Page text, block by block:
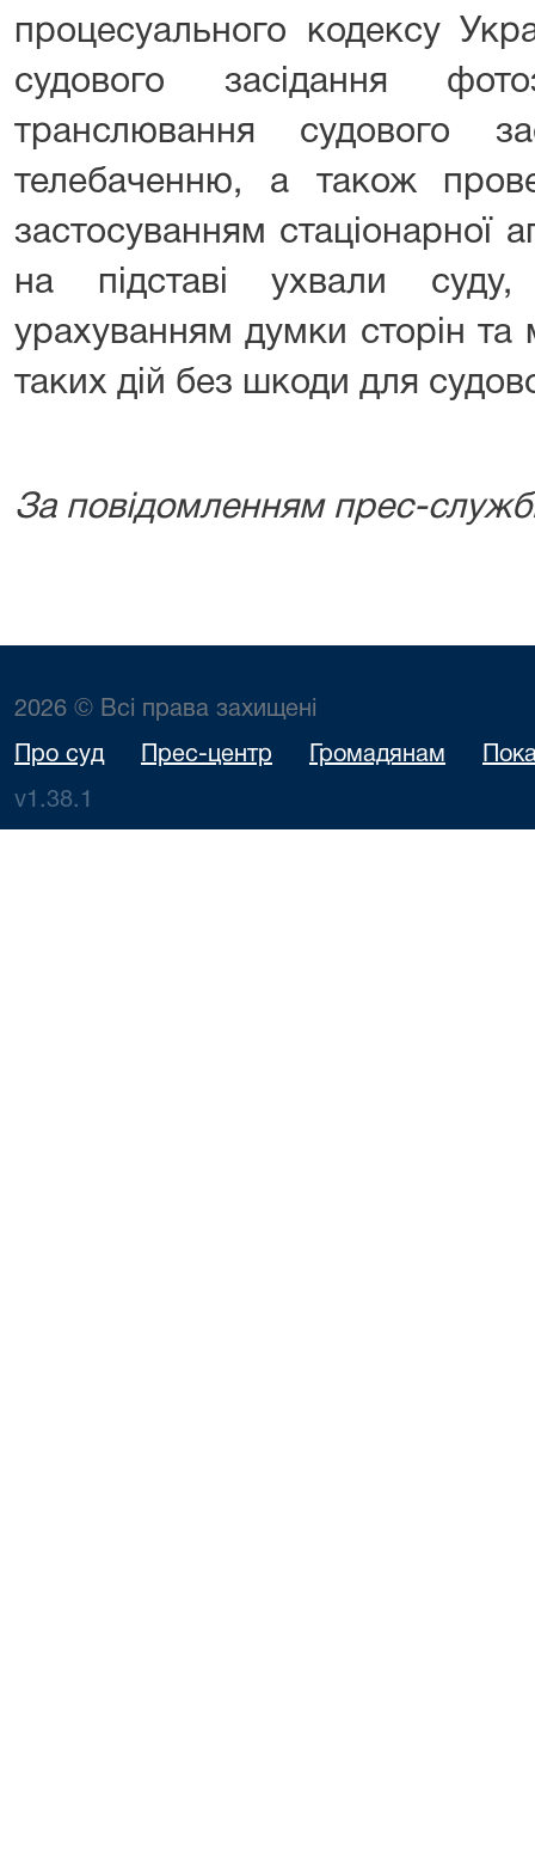
процесуального кодексу
судового засідання
транслювання судового
телебаченню, а також
застосуванням стаціонарної
на підставі ухвали
урахуванням думки сторін та
таких дій без шкоди для
За повідомленням прес-
2026 © Всі права захищені
Про суд Прес-центр Громадянам
v1.38.1